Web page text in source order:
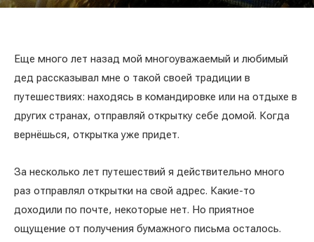
Еще много лет назад мой многоуважаемый и любимый
дед рассказывал мне о такой своей традиции в
путешествиях: находясь в командировке или на отдыхе в
других странах, отправляй открытку себе домой. Когда
вернёшься, открытка уже придет.
За несколько лет путешествий я действительно много
раз отправлял открытки на свой адрес. Какие-то
доходили по почте, некоторые нет. Но приятное
ощущение от получения бумажного письма осталось.